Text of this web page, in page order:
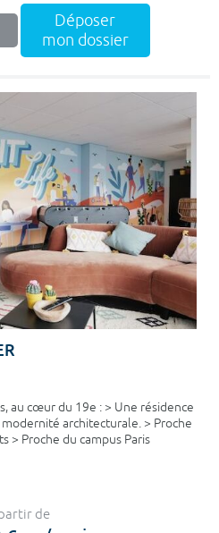
Déposer
mon dossier
au cœur du 19e : > Une résidence
architecturale. > Proche
> Proche du campus Paris
de